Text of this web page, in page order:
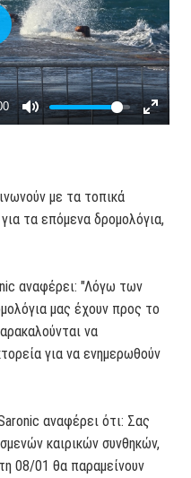
με τα τοπικά
τα επόμενα δρομολόγια,
αναφέρει: "Λόγω των
μας έχουν προς το
να
για να ενημερωθούν
αναφέρει ότι: Σας
καιρικών συνθηκών,
08/01 θα παραμείνουν